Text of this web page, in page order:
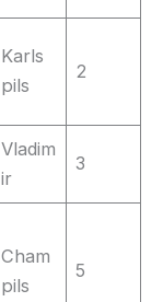
Karls
pils
2
Vladim
ir
3
Cham
pils
5